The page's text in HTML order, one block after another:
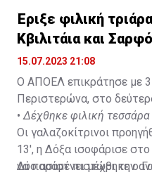
Έριξε φιλική
Κβιλιτάια και Σαρφό
15.07.2023 21:08
Ο ΑΠΟΕΛ επικράτησε με
Περιστερώνα, στο
• Δέχθηκε φιλική
Οι γαλαζοκίτρινοι
13', η Δόξα ισοφάρισε στο
να παραμένει μέχρι την
Δύο ασίστ πιστώθηκε ο